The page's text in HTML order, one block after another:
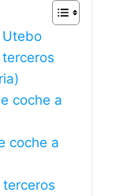
Utebo
coche a
coche a